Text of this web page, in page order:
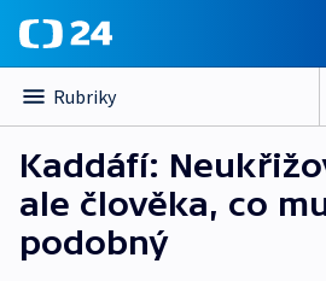
Rubriky
Kaddáfí:
ale člověka, co
podobný